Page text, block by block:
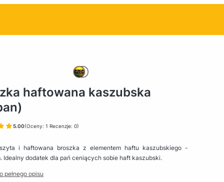
haftowana kaszubska
5.00(Oceny: 1 Recenzje: 0)
i haftowana broszka z elementem haftu kaszubskiego -
Idealny dodatek dla pań ceniących sobie haft kaszubski.
pełnego opisu